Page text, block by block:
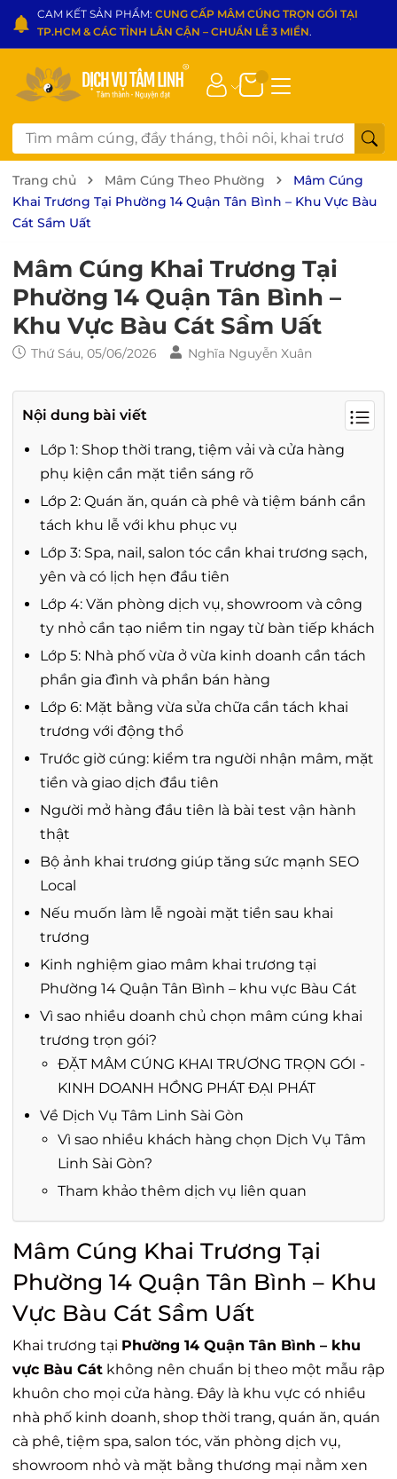
CAM KẾT SẢN PHẨM: CUNG CẤP MÂM CÚNG TRỌN GÓI TẠI
TP.HCM & CÁC TỈNH LÂN CẬN – CHUẨN LỄ 3 MIỀN.
Trang chủ Mâm Cúng Theo Phường
Mâm Cúng
Khai Trương Tại Phường 14 Quận Tân Bình – Khu Vực Bàu
Cát Sầm Uất
Mâm Cúng Khai Trương Tại
Phường 14 Quận Tân Bình –
Khu Vực Bàu Cát Sầm Uất
Thứ Sáu, 05/06/2026 Nghĩa Nguyễn Xuân
Nội dung bài viết
Lớp 1: Shop thời trang, tiệm vải và cửa hàng
phụ kiện cần mặt tiền sáng rõ
Lớp 2: Quán ăn, quán cà phê và tiệm bánh cần
tách khu lễ với khu phục vụ
Lớp 3: Spa, nail, salon tóc cần khai trương sạch,
yên và có lịch hẹn đầu tiên
Lớp 4: Văn phòng dịch vụ, showroom và công
ty nhỏ cần tạo niềm tin ngay từ bàn tiếp khách
Lớp 5: Nhà phố vừa ở vừa kinh doanh cần tách
phần gia đình và phần bán hàng
Lớp 6: Mặt bằng vừa sửa chữa cần tách khai
trương với động thổ
Trước giờ cúng: kiểm tra người nhận mâm, mặt
tiền và giao dịch đầu tiên
Người mở hàng đầu tiên là bài test vận hành
thật
Bộ ảnh khai trương giúp tăng sức mạnh SEO
Local
Nếu muốn làm lễ ngoài mặt tiền sau khai
trương
Kinh nghiệm giao mâm khai trương tại
Phường 14 Quận Tân Bình – khu vực Bàu Cát
Vì sao nhiều doanh chủ chọn mâm cúng khai
trương trọn gói?
ĐẶT MÂM CÚNG KHAI TRƯƠNG TRỌN GÓI -
KINH DOANH HỒNG PHÁT ĐẠI PHÁT
Về Dịch Vụ Tâm Linh Sài Gòn
Vì sao nhiều khách hàng chọn Dịch Vụ Tâm
Linh Sài Gòn?
Tham khảo thêm dịch vụ liên quan
Mâm Cúng Khai Trương Tại
Phường 14 Quận Tân Bình – Khu
Vực Bàu Cát Sầm Uất
Khai trương tại Phường 14 Quận Tân Bình – khu
vực Bàu Cát không nên chuẩn bị theo một mẫu rập
khuôn cho mọi cửa hàng. Đây là khu vực có nhiều
nhà phố kinh doanh, shop thời trang, quán ăn, quán
cà phê, tiệm spa, salon tóc, văn phòng dịch vụ,
showroom nhỏ và mặt bằng thương mại nằm xen